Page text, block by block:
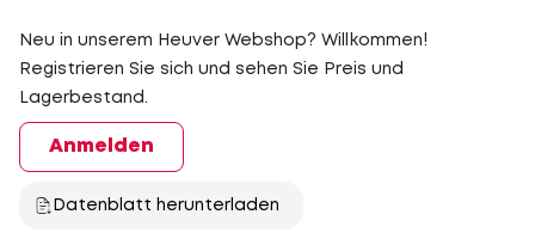
Neu in unserem Heuver Webshop? Willkommen!
Registrieren Sie sich und sehen Sie Preis und
Lagerbestand.
Anmelden
Datenblatt herunterladen